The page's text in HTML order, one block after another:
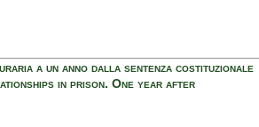
a un anno dalla sentenza costituzionale
in prison. One year after